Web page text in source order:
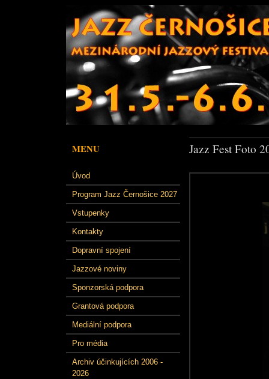
MENU
Úvod
Program Jazz Černošice 2027
Vstupenky
Kontakty
Dopravní spojení
Jazzové noviny
Sponzorská podpora
Grantová podpora
Mediální podpora
Pro média
Archiv účinkujících 2006 -
2026
Jazz Fest Foto